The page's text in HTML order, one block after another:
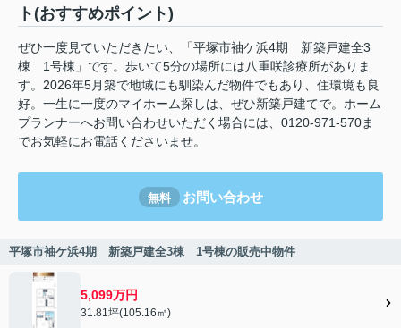
ト(おすすめポイント)
ぜひ一度見ていただきたい、「平塚市袖ケ浜4期 新築戸建全3
棟 1号棟」です。歩いて5分の場所には八重咲診療所がありま
す。2026年5月築で地域にも馴染んだ物件でもあり、住環境も良
好。一生に一度のマイホーム探しは、ぜひ新築戸建てで。ホーム
プランナーへお問い合わせいただく場合には、0120-971-570ま
でお気軽にお電話くださいませ。
無料 お問い合わせ
平塚市袖ケ浜4期 新築戸建全3棟 1号棟の販売中物件
5,099万円
31.81坪(105.16㎡)